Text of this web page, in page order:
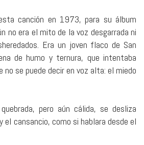
canción en 1973, para su álbum
no era el mito de la voz desgarrada ni
Era un joven flaco de San
de humo y ternura, que intentaba
no se puede decir en voz alta: el miedo
pero aún cálida, se desliza
el cansancio, como si hablara desde el